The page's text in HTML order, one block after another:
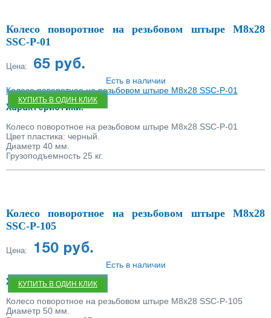
Колесо поворотное на резьбовом штыре М8х28
SSC-P-01
Цена: 65 руб.
КУПИТЬ В ОДИН КЛИК
Есть в наличии
Колесо поворотное на резьбовом штыре М8х28 SSC-P-01
Характеристики:
Колесо поворотное на резьбовом штыре М8х28 SSC-P-01
Цвет пластика: черный.
Диаметр 40 мм.
Грузоподъемность 25 кг.
Колесо поворотное на резьбовом штыре М8х28
SSC-P-105
Цена: 150 руб.
КУПИТЬ В ОДИН КЛИК
Есть в наличии
Характеристики:
Колесо поворотное на резьбовом штыре М8х28 SSC-P-105
Диаметр 50 мм.